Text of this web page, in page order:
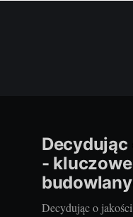
Decydując
-
Decydując o